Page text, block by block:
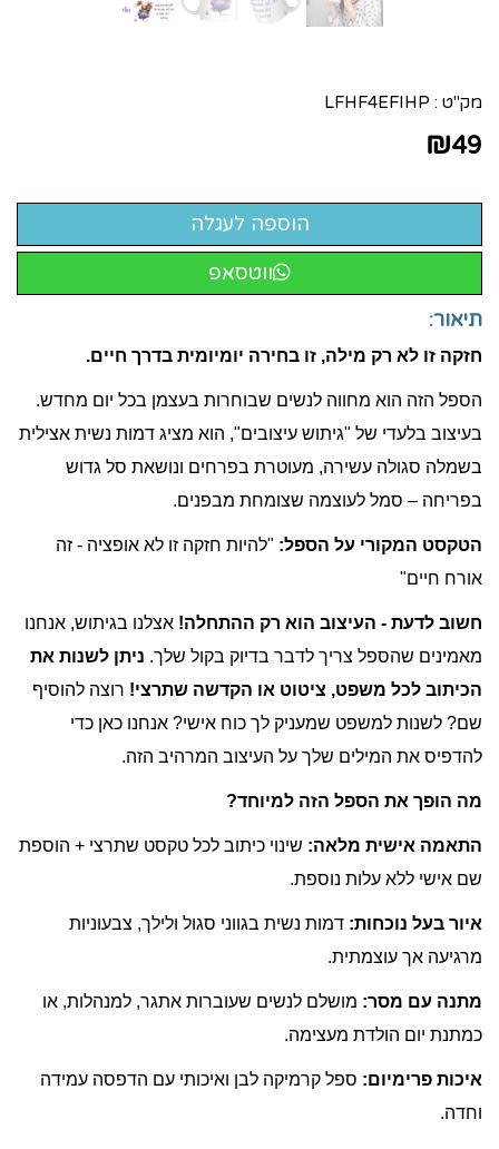
מק"ט : LFHF4EFIHP
₪49
ווטסאפ
תיאור:
חזקה זו לא רק מילה, זו בחירה יומיומית בדרך חיים.
הספל הזה הוא מחווה לנשים שבוחרות בעצמן בכל יום מחדש.
בעיצוב בלעדי של "גיתוש עיצובים", הוא מציג דמות נשית אצילית
בשמלה סגולה עשירה, מעוטרת בפרחים ונושאת סל גדוש
בפריחה – סמל לעוצמה שצומחת מבפנים.
הטקסט המקורי על הספל: "להיות חזקה זו לא אופציה - זה
אורח חיים"
חשוב לדעת - העיצוב הוא רק ההתחלה! אצלנו בגיתוש, אנחנו
מאמינים שהספל צריך לדבר בדיוק בקול שלך. ניתן לשנות את
הכיתוב לכל משפט, ציטוט או הקדשה שתרצי! רוצה להוסיף
שם? לשנות למשפט שמעניק לך כוח אישי? אנחנו כאן כדי
להדפיס את המילים שלך על העיצוב המרהיב הזה.
מה הופך את הספל הזה למיוחד?
התאמה אישית מלאה: שינוי כיתוב לכל טקסט שתרצי + הוספת
שם אישי ללא עלות נוספת.
איור בעל נוכחות: דמות נשית בגווני סגול ולילך, צבעוניות
מרגיעה אך עוצמתית.
מתנה עם מסר: מושלם לנשים שעוברות אתגר, למנהלות, או
כמתנת יום הולדת מעצימה.
איכות פרימיום: ספל קרמיקה לבן ואיכותי עם הדפסה עמידה
וחדה.